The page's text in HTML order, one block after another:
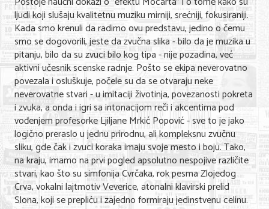
ljudi koji slušaju kvalitetnu muziku mirniji, srećniji, fokusiraniji.
Kada smo krenuli da radimo ovu predstavu, jedino o čemu
smo se dogovorili, jeste da zvučna slika - bilo da je muzika u
pitanju, bilo da su zvuci bilo kog tipa - nije pozadina, već
aktivni učesnik scenske radnje. Pošto se ekipa neverovatno
povezala i osluškuje, počele su da se otvaraju neke
neverovatne stvari - u imitaciji životinja, povezanosti pokreta
i zvuka, a onda i igri sa intonacijom reči i akcentima pod
vođenjem profesorke Ljiljane Mrkić Popović - sve to je jako
logično preraslo u jednu prirodnu, ali kompleksnu zvučnu
sliku, gde čak i zvuci koraka imaju svoje mesto i boju. Tako,
na kraju, imamo na prvi pogled apsolutno nespojive različite
stvari, kao što su simfonija Cvrčaka, rok pesma Zlojedog
Crva, vokalni lajtmotiv Veverice, atonalni klavirski prelid
Slona, koji se prepliću i zajedno formiraju jedinstvenu celinu.